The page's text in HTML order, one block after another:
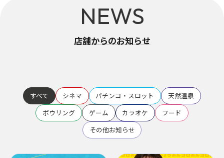
NEWS
店舗からのお知らせ
すべて シネマ パチンコ・スロット
天然温泉
ボウリング
ゲーム カラオケ
フード
その他お知らせ